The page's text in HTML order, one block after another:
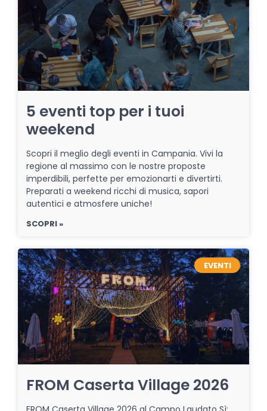
5 eventi top per i tuoi
weekend
Scopri il meglio degli eventi in Campania. Vivi la
regione al massimo con le nostre proposte
imperdibili, perfette per emozionarti e divertirti.
Preparati a weekend ricchi di musica, sapori
autentici e atmosfere uniche!
SCOPRI »
EVENTI
FROM Caserta Village 2026